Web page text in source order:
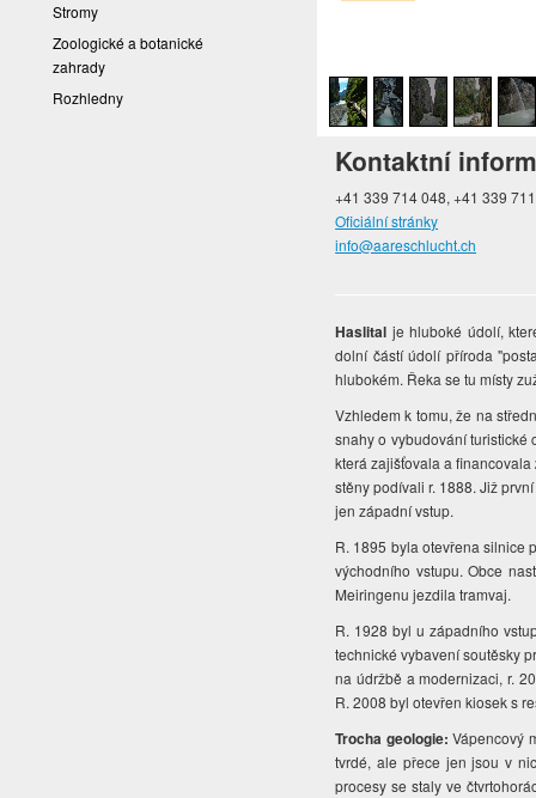
Stromy
Zoologické a botanické
zahrady
Rozhledny
Kontaktní
+41 339 714 048, +41 339
Oficiální stránky
info@aareschlucht.ch
Haslital je hluboké údolí,
dolní částí údolí příroda
hlubokém. Řeka se tu místy
Vzhledem k tomu, že na
snahy o vybudování turistické
která zajišťovala a financovala
stěny podívali r. 1888. Již
jen západní vstup.
R. 1895 byla otevřena silnice
východního vstupu. Obce
Meiringenu jezdila tramvaj.
R. 1928 byl u západního
technické vybavení soutěsky
na údržbě a modernizaci, r.
R. 2008 byl otevřen kiosek s
Trocha geologie:Vápencový
tvrdé, ale přece jen jsou v
procesy se staly ve